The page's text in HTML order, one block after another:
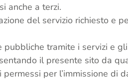
anche a terzi.
del servizio richiesto e
tramite i servizi e
il presente sito da
per l’immissione